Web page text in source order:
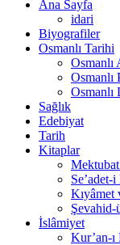
Ana Sayfa
idari
Biyografiler
Osmanlı Tarihi
Osmanlı
Osmanlı
Osmanlı
Sağlık
Edebiyat
Tarih
Kitaplar
Se’adet-
Kıyâmet
İslâmiyet
Kur’an-